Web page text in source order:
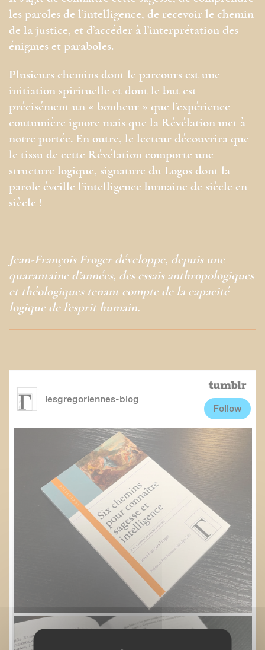
les paroles de l’intelligence, de recevoir le chemin
de la justice, et d’accéder à l’interprétation des
énigmes et paraboles.
Plusieurs chemins dont le parcours est une
initiation spirituelle et dont le but est
précisément un « bonheur » que l’expérience
coutumière ignore mais que la Révélation met à
notre portée. En outre, le lecteur découvrira que
le tissu de cette Révélation comporte une
structure logique, signature du Logos dont la
parole éveille l’intelligence humaine de siècle en
siècle !
Jean-François Froger développe, depuis une
quarantaine d’années, des essais anthropologiques
et théologiques tenant compte de la capacité
logique de l’esprit humain.